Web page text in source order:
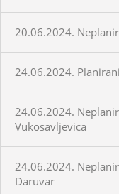
20.06.2024.
24.06.2024.
24.06.2024.
Vukosavljevica
24.06.2024.
Daruvar